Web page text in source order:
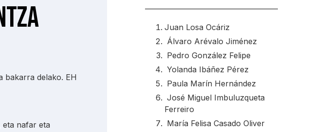
bakarra delako. EH
eta nafar eta
Juan Losa Ocáriz
Álvaro Arévalo Jiménez
Pedro González Felipe
Yolanda Ibáñez Pérez
Paula Marín Hernández
José Miguel Imbuluzqueta
Ferreiro
María Felisa Casado Oliver